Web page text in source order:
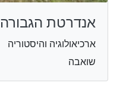
אנדרטת הגבורה
ארכיאולוגיה והיסטוריה
שואבה